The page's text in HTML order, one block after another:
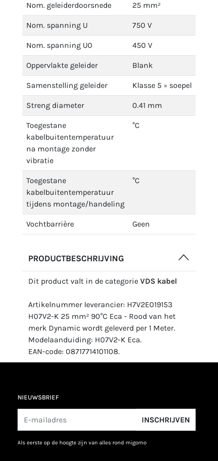
Nom. geleiderdoorsnede 25 mm²
Nom. spanning U 750 V
Nom. spanning U0 450 V
Oppervlakte geleider Blank
Samenstelling geleider Klasse 5 = soepel
Streng diameter 0.41 mm
Toegestane
kabelbuitentemperatuur
na montage zonder
vibratie
°C
Toegestane
kabelbuitentemperatuur
tijdens montage/handeling
°C
Vochtbarrière Geen
PRODUCTBESCHRIJVING
Dit product valt in de categorie VDS kabel
Artikelnummer leverancier: H7V2E019153
H07V2-K 25 mm² 90°C Eca - Rood van het
merk Dynamic wordt geleverd per 1 Meter.
Modelaanduiding: H07V2-K Eca.
EAN-code: 08717714101108.
NIEUWSBRIEF
INSCHRIJVEN
als eerste op de hoogte zijn van alles rond migomo